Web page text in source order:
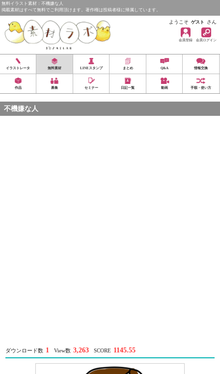
無料イラスト素材：不機嫌な人
掲載素材はすべて無料でご利用頂けます。著作権は投稿者様に帰属しています。
ようこそ ゲスト さん
会員登録 会員ログイン
イラストレータ 無料素材 LINEスタンプ まとめ Q&A 情報交換
作品 募集 セミナー 日記一覧 動画 手順・使い方
不機嫌な人
ダウンロード数 1 View数 3,263 SCORE 1145.55